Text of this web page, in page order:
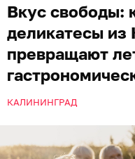
Вкус свободы:
деликатесы из
превращают
КАЛИНИНГРАД